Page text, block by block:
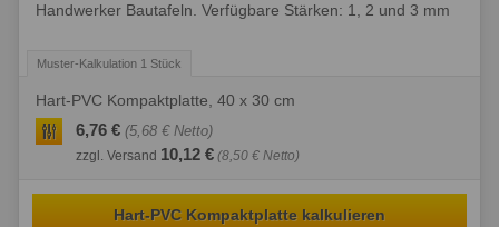
Handwerker Bautafeln. Verfügbare Stärken: 1, 2 und 3 mm
Hart-PVC Kompaktplatte, 40 x 30 cm
6,76 € (5,68 € Netto)
zzgl. Versand 10,12 € (8,50 € Netto)
Hart-PVC Kompaktplatte kalkulieren